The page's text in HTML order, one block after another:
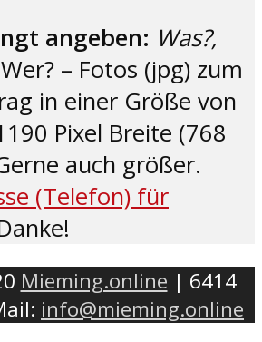
angeben: Was?,
– Fotos (jpg) zum
in einer Größe von
Pixel Breite (768
auch größer.
(Telefon) für
Mieming.online | 6414
info@mieming.online